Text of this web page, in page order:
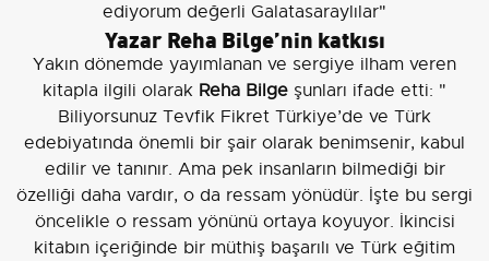
ediyorum değerli Galatasaraylılar"
Yazar Reha Bilge’nin katkısı
Yakın dönemde yayımlanan ve sergiye ilham veren
kitapla ilgili olarak Reha Bilge şunları ifade etti: "
Biliyorsunuz Tevfik Fikret Türkiye’de ve Türk
edebiyatında önemli bir şair olarak benimsenir, kabul
edilir ve tanınır. Ama pek insanların bilmediği bir
özelliği daha vardır, o da ressam yönüdür. İşte bu sergi
öncelikle o ressam yönünü ortaya koyuyor. İkincisi
kitabın içeriğinde bir müthiş başarılı ve Türk eğitim